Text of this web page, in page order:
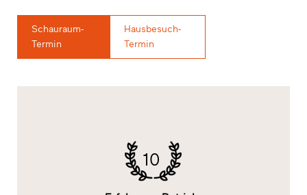
Schauraum-
Termin
Hausbesuch-
Termin
10